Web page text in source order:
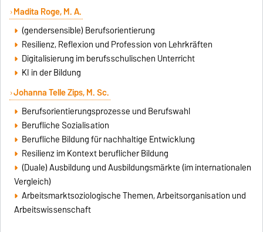
Madita Roge,M. A.
(gendersensible) Berufsorientierung
Resilienz, Reflexion und Profession von Lehrkräften
Digitalisierung im berufsschulischen Unterricht
KI in der Bildung
Johanna Telle Zips, M. Sc.
Berufsorientierungsprozesse und Berufswahl
Berufliche Sozialisation
Berufliche Bildung für nachhaltige Entwicklung
Resilienz im Kontext beruflicher Bildung
(Duale) Ausbildung und Ausbildungsmärkte (im internationalen
Vergleich)
Arbeitsmarktsoziologische Themen, Arbeitsorganisation und
Arbeitswissenschaft